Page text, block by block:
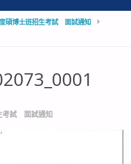
碩博士班招生考試 面試通知
考試 面試通知